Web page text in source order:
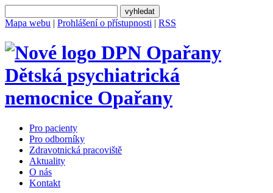
Mapa webu | Prohlášení o přístupnosti | RSS
Dětská psychiatrická
nemocnice Opařany
Pro pacienty
Pro odborníky
Zdravotnická pracoviště
Aktuality
O nás
Kontakt